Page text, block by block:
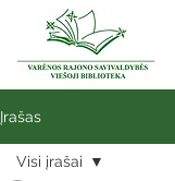
Įrašas
Visi įrašai